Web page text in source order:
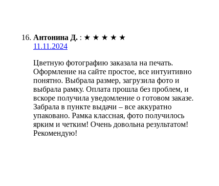
Антонина Д. : ★ ★ ★ ★ ★
11.11.2024
Цветную фотографию заказала на печать.
Оформление на сайте простое, все интуитивно
понятно. Выбрала размер, загрузила фото и
выбрала рамку. Оплата прошла без проблем, и
вскоре получила уведомление о готовом заказе.
Забрала в пункте выдачи – все аккуратно
упаковано. Рамка классная, фото получилось
ярким и четким! Очень довольна результатом!
Рекомендую!